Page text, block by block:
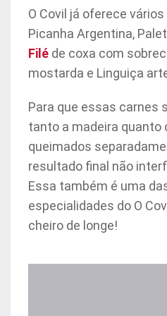
O Covil já oferece
Picanha Argentina,
Filé de coxa com
mostarda e Linguiça
Para que essas carnes
tanto a madeira quanto
queimados
resultado final não
Essa também é uma
especialidades do O
cheiro de longe!